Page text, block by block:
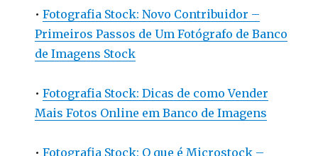
•Fotografia Stock: Novo Contribuidor –
Primeiros Passos de Um Fotógrafo de Banco
de Imagens Stock
•Fotografia Stock: Dicas de como Vender
Mais Fotos Online em Banco de Imagens
•Fotografia Stock: O que é Microstock –